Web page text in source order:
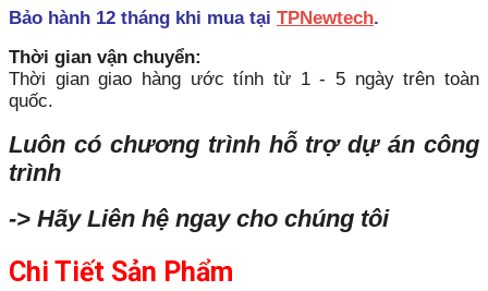
Bảo hành 12 tháng khi mua tại TPNewtech.
Thời gian vận chuyển:
Thời gian giao hàng ước tính từ 1 - 5 ngày trên toàn
quốc.
Luôn có chương trình hỗ trợ dự án công
trình
-> Hãy Liên hệ ngay cho chúng tôi
Chi Tiết Sản Phẩm